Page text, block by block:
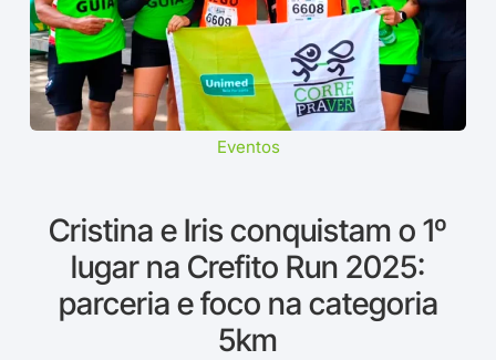
Eventos
Cristina e Iris conquistam o 1º
lugar na Crefito Run 2025:
parceria e foco na categoria
5km